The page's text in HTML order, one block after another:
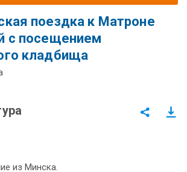
поездка к Матроне
с посещением
кладбища
из Минска.